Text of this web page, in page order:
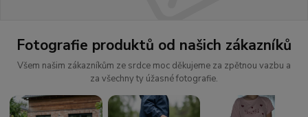
Fotografie produktů od našich zákazníků
Všem našim zákazníkům ze srdce moc děkujeme za zpětnou vazbu a
za všechny ty úžasné fotografie.